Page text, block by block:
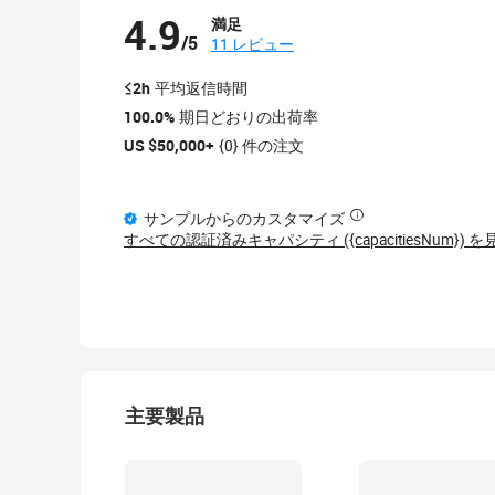
4.9/5
満足
11 レビュー
≤2h 平均返信時間
100.0% 期日どおりの出荷率
US $50,000+ {0} 件の注文
サンプルからのカスタマイズ
すべての認証済みキャパシティ ({capacitiesNum}) を
主要製品